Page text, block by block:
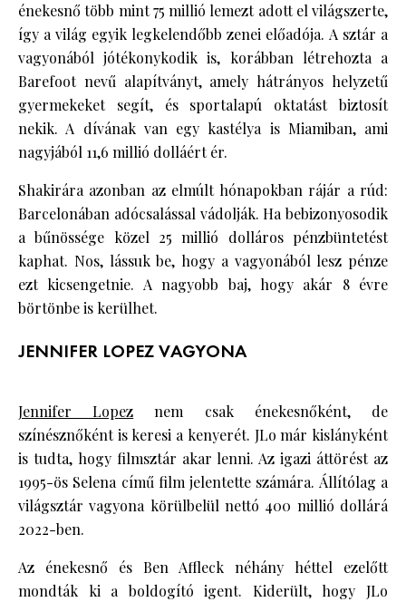
énekesnő több mint 75 millió lemezt adott el világszerte,
így a világ egyik legkelendőbb zenei előadója. A sztár a
vagyonából jótékonykodik is, korábban létrehozta a
Barefoot nevű alapítványt, amely hátrányos helyzetű
gyermekeket segít, és sportalapú oktatást biztosít
nekik. A dívának van egy kastélya is Miamiban, ami
nagyjából 11,6 millió dolláért ér.
Shakirára azonban az elmúlt hónapokban rájár a rúd:
Barcelonában adócsalással vádolják. Ha bebizonyosodik
a bűnössége közel 25 millió dolláros pénzbüntetést
kaphat. Nos, lássuk be, hogy a vagyonából lesz pénze
ezt kicsengetnie. A nagyobb baj, hogy akár 8 évre
börtönbe is kerülhet.
JENNIFER LOPEZ VAGYONA
Jennifer Lopez nem csak énekesnőként, de
színésznőként is keresi a kenyerét. JLo már kislányként
is tudta, hogy filmsztár akar lenni. Az igazi áttörést az
1995-ös Selena című film jelentette számára. Állítólag a
világsztár vagyona körülbelül nettó 400 millió dollárá
2022-ben.
Az énekesnő és Ben Affleck néhány héttel ezelőtt
mondták ki a boldogító igent. Kiderült, hogy JLo